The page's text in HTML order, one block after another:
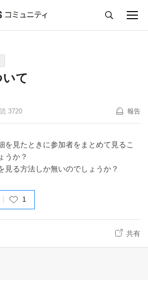
Ideas
て
3720 報告
を見たときに参加者をまとめて見るこ
うか？
見る方法しか無いのでしょうか？
1
共有